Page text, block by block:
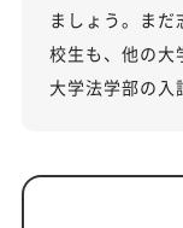
ましょう。ま
校生も、他の大
大学法学部の入